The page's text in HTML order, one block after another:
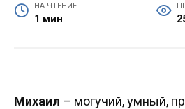
НА ЧТЕНИЕ
1 мин
Михаил – могучий, умный,